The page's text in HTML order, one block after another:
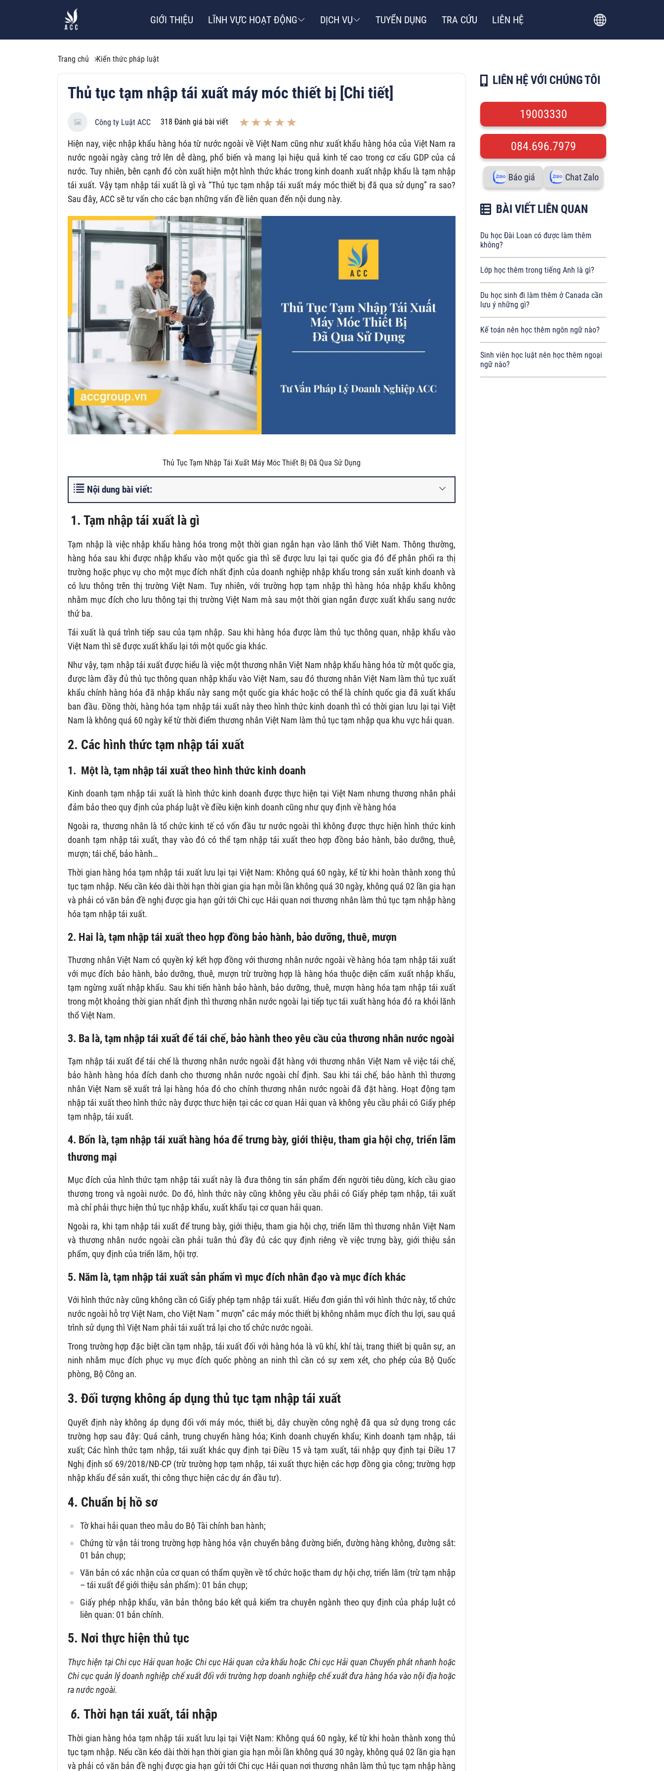
GIỚI THIỆU LĨNH VỰC HOẠT ĐỘNG DỊCH VỤ TUYỂN DỤNG TRA CỨU LIÊN HỆ
Trang chủ Kiến thức pháp luật
Thủ tục tạm nhập tái xuất máy móc thiết bị [Chi tiết]
Công ty Luật ACC 318 Đánh giá bài viết
Hiện nay, việc nhập khẩu hàng hóa từ nước ngoài về Việt Nam cũng như xuất khẩu hàng hóa của Việt Nam ra
nước ngoài ngày càng trở lên dễ dàng, phổ biến và mang lại hiệu quả kinh tế cao trong cơ cấu GDP của cả
nước. Tuy nhiên, bên cạnh đó còn xuất hiện một hình thức khác trong kinh doanh xuất nhập khẩu là tạm nhập
tái xuất. Vậy tạm nhập tái xuất là gì và “Thủ tục tạm nhập tái xuất máy móc thiết bị đã qua sử dụng” ra sao?
Sau đây, ACC sẽ tư vấn cho các bạn những vấn đề liên quan đến nội dung này.
Thủ Tục Tạm Nhập Tái Xuất Máy Móc Thiết Bị Đã Qua Sử Dụng
Nội dung bài viết:
1. Tạm nhập tái xuất là gì
Tạm nhập là việc nhập khẩu hàng hóa trong một thời gian ngắn hạn vào lãnh thổ Viêt Nam. Thông thường,
hàng hóa sau khi được nhập khẩu vào một quốc gia thì sẽ được lưu lại tại quốc gia đó để phân phối ra thị
trường hoặc phục vụ cho một mục đích nhất định của doanh nghiệp nhập khẩu trong sản xuất kinh doanh và
có lưu thông trên thị trường Việt Nam. Tuy nhiên, với trường hợp tạm nhập thì hàng hóa nhập khẩu không
nhằm mục đích cho lưu thông tại thị trường Việt Nam mà sau một thời gian ngắn được xuất khẩu sang nước
thứ ba.
Tái xuất là quá trình tiếp sau của tạm nhập. Sau khi hàng hóa được làm thủ tục thông quan, nhập khẩu vào
Việt Nam thì sẽ được xuất khẩu lại tới một quốc gia khác.
Như vậy, tạm nhập tái xuất được hiểu là việc một thương nhân Việt Nam nhập khẩu hàng hóa từ một quốc gia,
được làm đầy đủ thủ tục thông quan nhập khẩu vào Việt Nam, sau đó thương nhân Việt Nam làm thủ tục xuất
khẩu chính hàng hóa đã nhập khẩu này sang một quốc gia khác hoặc có thể là chính quốc gia đã xuất khẩu
ban đầu. Đồng thời, hàng hóa tạm nhập tái xuất này theo hình thức kinh doanh thì có thời gian lưu lại tại Việt
Nam là không quá 60 ngày kể từ thời điểm thương nhân Việt Nam làm thủ tục tạm nhập qua khu vực hải quan.
2. Các hình thức tạm nhập tái xuất
1. Một là, tạm nhập tái xuất theo hình thức kinh doanh
Kinh doanh tạm nhập tái xuất là hình thức kinh doanh được thực hiện tại Việt Nam nhưng thương nhân phải
đảm bảo theo quy định của pháp luật về điều kiện kinh doanh cũng như quy định về hàng hóa
Ngoài ra, thương nhân là tổ chức kinh tế có vốn đầu tư nước ngoài thì không được thực hiện hình thức kinh
doanh tạm nhập tái xuất, thay vào đó có thể tạm nhập tái xuất theo hợp đồng bảo hành, bảo dưỡng, thuê,
mượn; tái chế, bảo hành…
Thời gian hàng hóa tạm nhập tái xuất lưu lại tại Việt Nam: Không quá 60 ngày, kể từ khi hoàn thành xong thủ
tục tạm nhập. Nếu cần kéo dài thời hạn thời gian gia hạn mỗi lần không quá 30 ngày, không quá 02 lần gia hạn
và phải có văn bản đề nghị được gia hạn gửi tới Chi cục Hải quan nơi thương nhân làm thủ tục tạm nhập hàng
hóa tạm nhập tái xuất.
2. Hai là, tạm nhập tái xuất theo hợp đồng bảo hành, bảo dưỡng, thuê, mượn
Thương nhân Việt Nam có quyền ký kết hợp đồng với thương nhân nước ngoài về hàng hóa tạm nhập tái xuất
với mục đích bảo hành, bảo dưỡng, thuê, mượn trừ trường hợp là hàng hóa thuộc diện cấm xuất nhập khẩu,
tạm ngừng xuất nhập khẩu. Sau khi tiến hành bảo hành, bảo dưỡng, thuê, mượn hàng hóa tạm nhập tái xuất
trong một khoảng thời gian nhất định thì thương nhân nước ngoài lại tiếp tục tái xuất hàng hóa đó ra khỏi lãnh
thổ Việt Nam.
3. Ba là, tạm nhập tái xuất để tái chế, bảo hành theo yêu cầu của thương nhân nước ngoài
Tạm nhập tái xuất để tái chế là thương nhân nước ngoài đặt hàng với thương nhân Việt Nam vê việc tái chế,
bảo hành hàng hóa đích danh cho thương nhân nước ngoài chỉ định. Sau khi tái chế, bảo hành thì thương
nhân Việt Nam sẽ xuất trả lại hàng hóa đó cho chính thương nhân nước ngoài đã đặt hàng. Hoạt động tạm
nhập tái xuất theo hình thức này được thưc hiện tại các cơ quan Hải quan và không yêu cầu phải có Giấy phép
tạm nhập, tái xuất.
4. Bốn là, tạm nhập tái xuất hàng hóa để trưng bày, giới thiệu, tham gia hội chợ, triển lãm
thương mại
Mục đích của hình thức tạm nhập tái xuất này là đưa thông tin sản phẩm đến người tiêu dùng, kích cầu giao
thương trong và ngoài nước. Do đó, hình thức này cũng không yêu cầu phải có Giấy phép tạm nhập, tái xuất
mà chỉ phải thực hiện thủ tục nhập khẩu, xuất khẩu tại cơ quan hải quan.
Ngoài ra, khi tạm nhập tái xuất để trung bày, giới thiệu, tham gia hội chợ, triển lãm thì thương nhân Việt Nam
và thương nhân nước ngoài cần phải tuân thủ đầy đủ các quy định riêng về việc trưng bày, giới thiệu sản
phẩm, quy định của triển lãm, hội trợ.
5. Năm là, tạm nhập tái xuất sản phẩm vì mục đích nhân đạo và mục đích khác
Với hình thức này cũng không cần có Giấy phép tạm nhập tái xuất. Hiểu đơn giản thì với hình thức này, tổ chức
nước ngoài hỗ trợ Việt Nam, cho Việt Nam ” mượn” các máy móc thiết bị không nhằm mục đích thu lợi, sau quá
trình sử dụng thì Việt Nam phải tái xuất trả lại cho tổ chức nước ngoài.
Trong trường hợp đặc biệt cần tạm nhập, tái xuất đối với hàng hóa là vũ khí, khí tài, trang thiết bị quân sự, an
ninh nhằm mục đích phục vụ mục đích quốc phòng an ninh thì cần có sự xem xét, cho phép của Bộ Quốc
phòng, Bộ Công an.
3. Đối tượng không áp dụng thủ tục tạm nhập tái xuất
Quyết định này không áp dụng đối với máy móc, thiết bị, dây chuyền công nghệ đã qua sử dụng trong các
trường hợp sau đây: Quá cảnh, trung chuyển hàng hóa; Kinh doanh chuyển khẩu; Kinh doanh tạm nhập, tái
xuất; Các hình thức tạm nhập, tái xuất khác quy định tại Điều 15 và tạm xuất, tái nhập quy định tại Điều 17
Nghị định số 69/2018/NĐ-CP (trừ trường hợp tạm nhập, tái xuất thực hiện các hợp đồng gia công; trường hợp
nhập khẩu để sản xuất, thi công thực hiện các dự án đầu tư).
4. Chuẩn bị hồ sơ
Tờ khai hải quan theo mẫu do Bộ Tài chính ban hành;
Chứng từ vận tải trong trường hợp hàng hóa vận chuyển bằng đường biển, đường hàng không, đường sắt:
01 bản chụp;
Văn bản có xác nhận của cơ quan có thẩm quyền về tổ chức hoặc tham dự hội chợ, triển lãm (trừ tạm nhập
– tái xuất để giới thiệu sản phẩm): 01 bản chụp;
Giấy phép nhập khẩu, văn bản thông báo kết quả kiểm tra chuyên ngành theo quy định của pháp luật có
liên quan: 01 bản chính.
5. Nơi thực hiện thủ tục
Thực hiện tại Chi cục Hải quan hoặc Chi cục Hải quan cửa khẩu hoặc Chi cục Hải quan Chuyển phát nhanh hoặc
Chi cục quản lý doanh nghiệp chế xuất đối với trường hợp doanh nghiệp chế xuất đưa hàng hóa vào nội địa hoặc
ra nước ngoài.
6. Thời hạn tái xuất, tái nhập
Thời gian hàng hóa tạm nhập tái xuất lưu lại tại Việt Nam: Không quá 60 ngày, kể từ khi hoàn thành xong thủ
tục tạm nhập. Nếu cần kéo dài thời hạn thời gian gia hạn mỗi lần không quá 30 ngày, không quá 02 lần gia hạn
và phải có văn bản đề nghị được gia hạn gửi tới Chi cục Hải quan nơi thương nhân làm thủ tục tạm nhập hàng
LIÊN HỆ VỚI CHÚNG TÔI
19003330
084.696.7979
Báo giá Chat Zalo
BÀI VIẾT LIÊN QUAN
Du học Đài Loan có được làm thêm
không?
Lớp học thêm trong tiếng Anh là gì?
Du học sinh đi làm thêm ở Canada cần
lưu ý những gì?
Kế toán nên học thêm ngôn ngữ nào?
Sinh viên học luật nên học thêm ngoại
ngữ nào?